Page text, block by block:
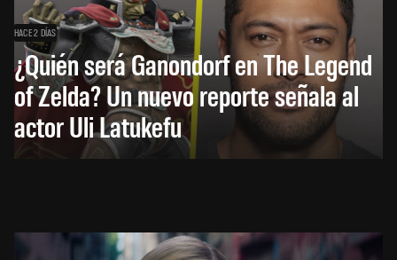
HACE 2 DÍAS
¿Quién será Ganondorf en The Legend
of Zelda? Un nuevo reporte señala al
actor Uli Latukefu